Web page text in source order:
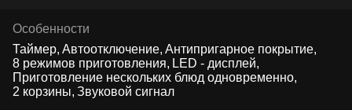
Особенности
Таймер Автоотключение Антипригарное покрытие
8 режимов приготовления
LED - дисплей
Приготовление нескольких блюд одновременно
2 корзины Звуковой сигнал